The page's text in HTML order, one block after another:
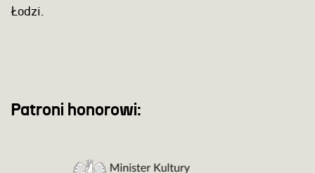
Łodzi.
Patroni honorowi: